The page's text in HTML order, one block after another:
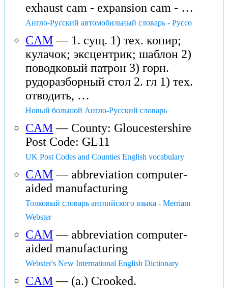
exhaust cam - expansion cam - …
Англо-Русский автомобильный словарь - Руссо
CAM— 1. сущ. 1) тех. копир;
кулачок; эксцентрик; шаблон 2)
поводковый патрон 3) горн.
рудоразборный стол 2. гл 1) тех.
отводить, …
Новый большой Англо-Русский словарь
CAM— County: Gloucestershire
Post Code: GL11
UK Post Codes and Counties English vocabulary
CAM— abbreviation computer-
aided manufacturing
Толковый словарь английского языка - Merriam
Webster
CAM— abbreviation computer-
aided manufacturing
Webster's New International English Dictionary
CAM— (a.) Crooked.